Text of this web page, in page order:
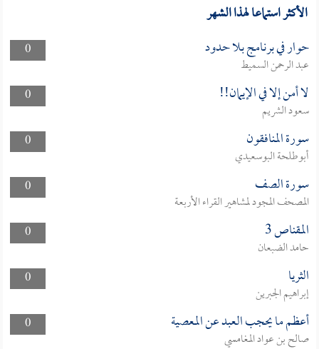
الأكثر استماعا لهذا الشهر
0 حوار في برنامج بلا حدود
عبد الرحمن السميط
0
لا أمن إلا في الإيمان!!
سعود الشريم
0
سورة المنافقون
أبوطلحة البوسعيدي
0
سورة الصف
المصحف المجود لمشاهير القراء الأربعة
0
المقناص 3
حامد الضبعان
0
الثريا
إبراهيم الجبرين
0
أعظم ما يحجب العبد عن المعصية
صالح بن عواد المغامسي